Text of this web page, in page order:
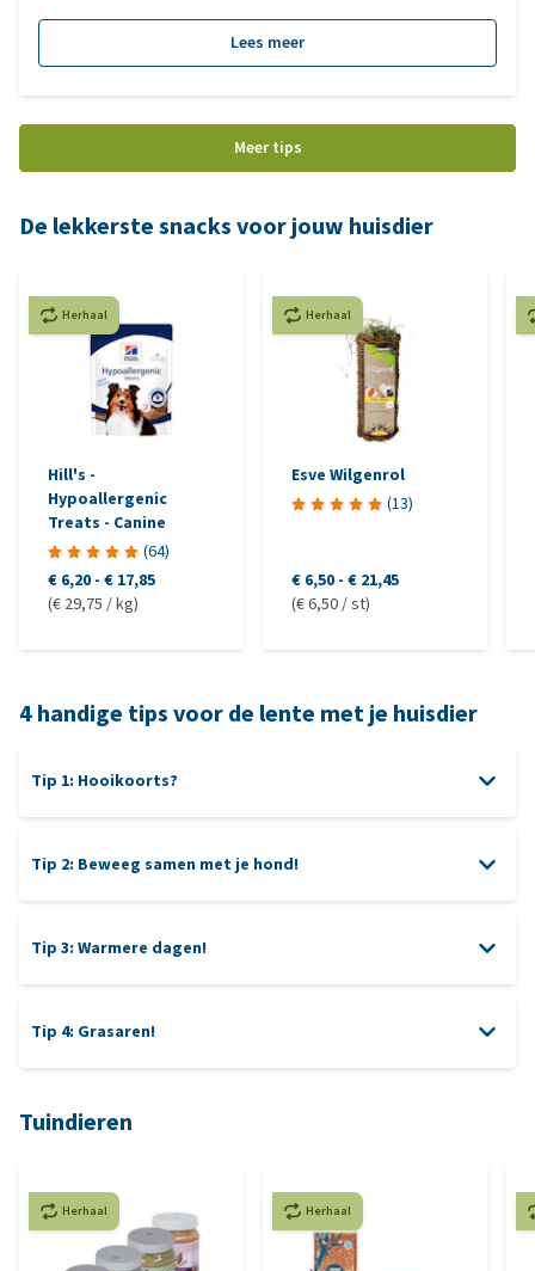
verwijderen en te voorkomen? Dat lees je in dit artikel.
Lees meer
Meer tips
De lekkerste snacks voor jouw huisdier
Herhaal
Hill's -
Hypoallergenic
Treats - Canine
(64)
€ 6,20 - € 17,85
(€ 29,75 / kg)
Herhaal
Esve Wilgenrol
(13)
€ 6,50 - € 21,45
(€ 6,50 / st)
4 handige tips voor de lente met je huisdier
Tip 1: Hooikoorts?
Tip 2: Beweeg samen met je hond!
fietskar
Tip 3: Warmere dagen!
Tip 4: Grasaren!
Tuindieren
Herhaal Herhaal